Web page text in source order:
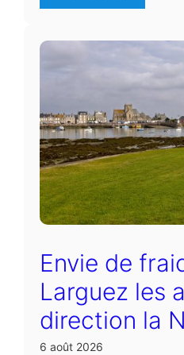
Envie de
Larguez les
direction la
6 août 2026